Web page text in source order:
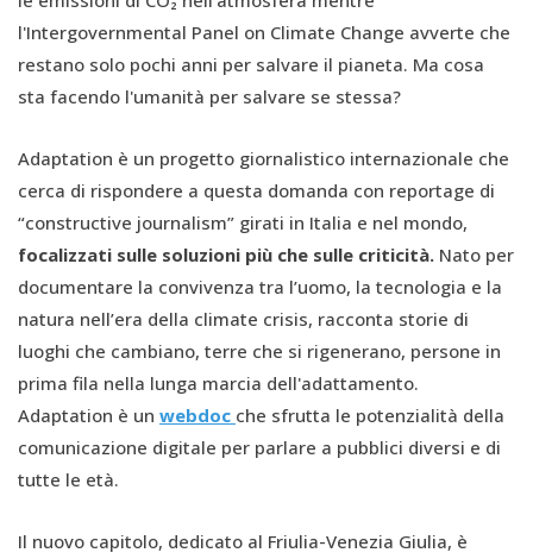
l'Intergovernmental Panel on Climate Change avverte che
restano solo pochi anni per salvare il pianeta. Ma cosa
sta facendo l'umanità per salvare se stessa?
Adaptation è un progetto giornalistico internazionale che
cerca di rispondere a questa domanda con reportage di
“constructive journalism” girati in Italia e nel mondo,
focalizzati sulle soluzioni più che sulle criticità. Nato per
documentare la convivenza tra l’uomo, la tecnologia e la
natura nell’era della climate crisis, racconta storie di
luoghi che cambiano, terre che si rigenerano, persone in
prima fila nella lunga marcia dell'adattamento.
Adaptation è un webdoc che sfrutta le potenzialità della
comunicazione digitale per parlare a pubblici diversi e di
tutte le età.
Il nuovo capitolo, dedicato al Friulia-Venezia Giulia, è